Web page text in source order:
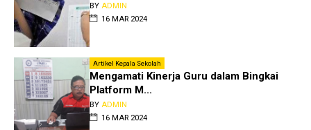
BY ADMIN
16 MAR 2024
Artikel Kepala Sekolah
Mengamati Kinerja Guru dalam Bingkai
Platform M...
BY ADMIN
16 MAR 2024